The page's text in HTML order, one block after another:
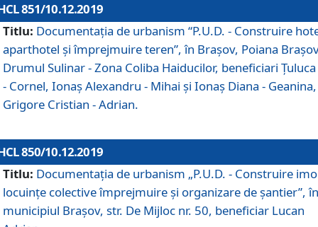
851/10.12.2019
Titlu: Documentaţia de urbanism “P.U.D. - Construire
aparthotel şi împrejmuire teren”, în Braşov, Poiana
Drumul Sulinar - Zona Coliba Haiducilor, beneficiari
- Cornel, Ionaş Alexandru - Mihai şi Ionaş Diana - Geanina,
Grigore Cristian - Adrian.
850/10.12.2019
Titlu: Documentaţia de urbanism „P.U.D. - Construire
locuințe colective împrejmuire și organizare de șantier”, în
municipiul Braşov, str. De Mijloc nr. 50, beneficiar Lucan